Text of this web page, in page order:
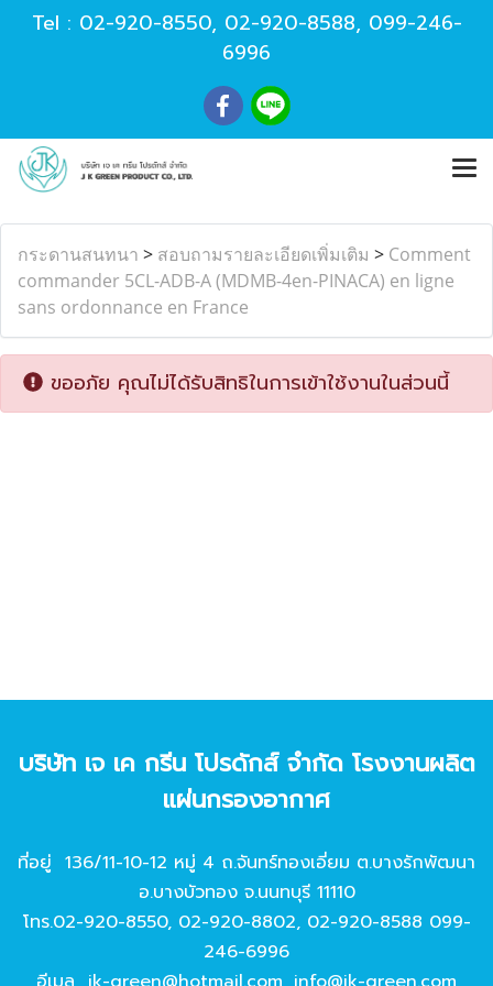
Tel : 02-920-8550, 02-920-8588, 099-246-
6996
กระดานสนทนา > สอบถามรายละเอียดเพิ่มเติม > Comment
commander 5CL-ADB-A (MDMB-4en-PINACA) en ligne
sans ordonnance en France
ขออภัย คุณไม่ได้รับสิทธิในการเข้าใช้งานในส่วนนี้
บริษัท เจ เค กรีน โปรดักส์ จํากัด โรงงานผลิต
แผ่นกรองอากาศ
ที่อยู่ 136/11-10-12 หมู่ 4 ถ.จันทร์ทองเอี่ยม ต.บางรักพัฒนา
อ.บางบัวทอง จ.นนทบุรี 11110
โทร.02-920-8550, 02-920-8802, 02-920-8588 099-
246-6996